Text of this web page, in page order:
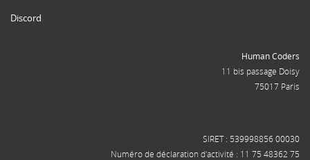
Discord
Human Coders
11 bis passage Doisy
75017 Paris
SIRET : 539998856 00030
Numéro de déclaration d'activité : 11 75 48362 75